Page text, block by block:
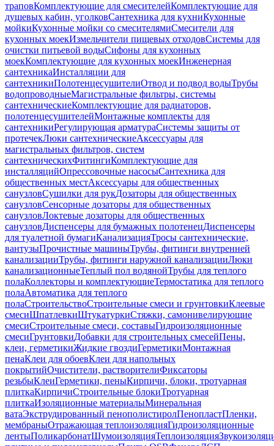
траповКомплектующие для смесителейКомплектующие для
душевых кабин, уголковСантехника для кухниКухонные
мойкиКухонные мойки со смесителямиСмесители для
кухонных моекИзмельчители пищевых отходовСистемы для
очистки питьевой водыСифоны для кухонных
моекКомплектующие для кухонных моекИнженерная
сантехникаИнсталляции для
сантехникиПолотенцесушителиОтвод и подвод водыТрубы
водопроводныеМагистральные фильтры, системы
сантехническиеКомплектующие для радиаторов,
полотенцесушителейМонтажные комплекты для
сантехникиРегулирующая арматураСистемы защиты от
протечекЛюки сантехническиеАксессуары для
магистральных фильтров, систем
сантехническихФитингиКомплектующие для
инсталляцийОпрессовочные насосыСантехника для
общественных местАксессуары для общественных
санузловСушилки для рукДозаторы для общественных
санузловСенсорные дозаторы для общественных
санузловЛоктевые дозаторы для общественных
санузловДиспенсеры для бумажных полотенецДиспенсеры
для туалетной бумагиКанализацияТросы сантехнические,
вантузыПрочистные машиныТрубы, фитинги внутренней
канализацииТрубы, фитинги наружной канализацииЛюки
канализационныеТеплый пол водянойТрубы для теплого
полаКоллекторы и комплектующиеТермостатика для теплого
полаАвтоматика для теплого
полаСтроительствоСтроительные смеси и грунтовкиКлеевые
смесиШпатлевкиШтукатуркиСтяжки, самонивелирующие
смесиСтроительные смеси, составыГидроизоляционные
смесиГрунтовкиДобавки для строительных смесейПены,
клеи, герметикиЖидкие гвоздиГерметикиМонтажная
пенаКлеи для обоевКлеи для напольных
покрытийОчистители, растворителиФиксаторы
резьбыКлеиГерметики, пеныКирпичи, блоки, тротуарная
плиткаКирпичиСтроительные блокиТротуарная
плиткаИзоляционные материалыМинеральная
ватаЭкструдированный пенополистиролПенопластПленки,
мембраныОтражающая теплоизоляцияГидроизоляционные
лентыПоликарбонатШумоизоляцияТеплоизоляция